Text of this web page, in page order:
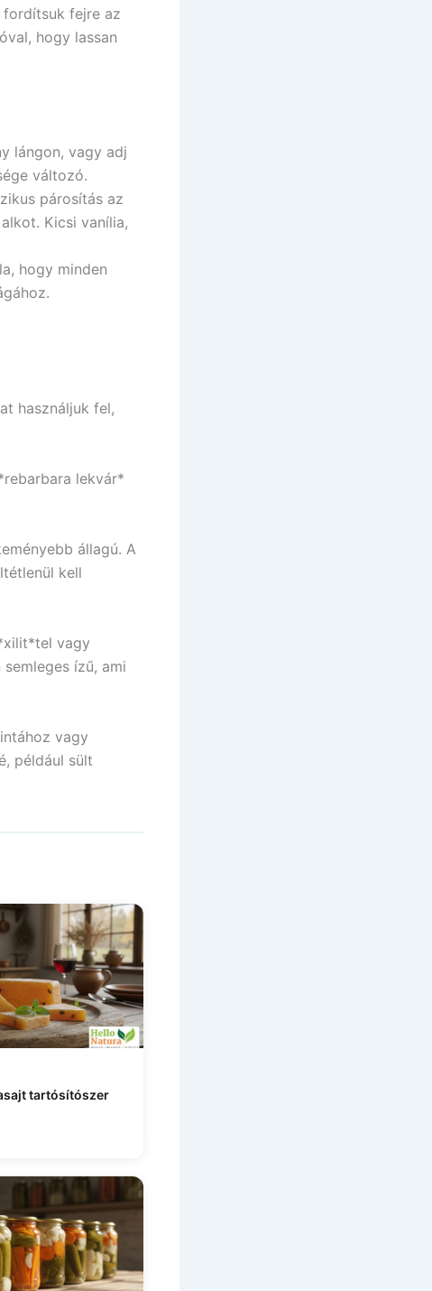
fordítsuk fejre az
hogy lassan
lángon, vagy adj
változó.
párosítás az
Kicsi vanília,
hogy minden
használjuk fel,
lekvár*
állagú. A
kell
vagy
ízű, ami
vagy
például sült
tartósítószer